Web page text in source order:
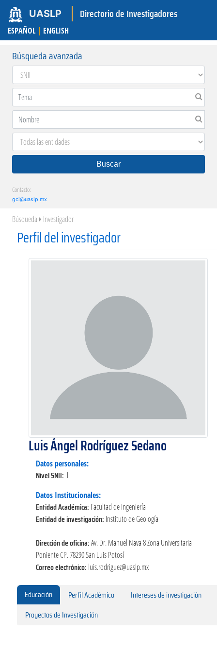
UASLP Directorio de Investigadores
ESPAÑOL | ENGLISH
Búsqueda avanzada
Buscar
Contacto:
gci@uaslp.mx
Búsqueda Investigador
Perfil del investigador
Luis Ángel Rodríguez Sedano
Datos personales:
Nivel SNII: I
Datos Institucionales:
Entidad Académica: Facultad de Ingeniería
Entidad de investigación: Instituto de Geología
Dirección de oficina:Av. Dr. Manuel Nava 8 Zona Universitaria
Poniente CP. 78290 San Luis Potosí
Correo electrónico: luis.rodriguez@uaslp.mx
Educación Perfil Académico
Intereses de investigación
Proyectos de Investigación